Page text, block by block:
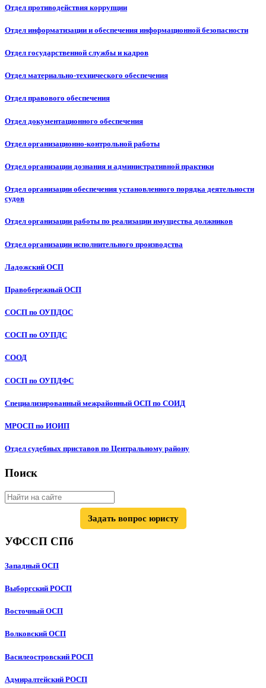
Отдел противодействия коррупции
Отдел информатизации и обеспечения информационной безопасности
Отдел государственной службы и кадров
Отдел материально-технического обеспечения
Отдел правового обеспечения
Отдел документационного обеспечения
Отдел организационно-контрольной работы
Отдел организации дознания и административной практики
Отдел организации обеспечения установленного порядка деятельности
судов
Отдел организации работы по реализации имущества должников
Отдел организации исполнительного производства
Ладожский ОСП
Правобережный ОСП
СОСП по ОУПДОС
СОСП по ОУПДС
СООД
СОСП по ОУПДФС
Специализированный межрайонный ОСП по СОИД
МРОСП по ИОИП
Отдел судебных приставов по Центральному району
Поиск
Задать вопрос юристу
УФССП СПб
Западный ОСП
Выборгский РОСП
Восточный ОСП
Волковский ОСП
Василеостровский РОСП
Адмиралтейский РОСП